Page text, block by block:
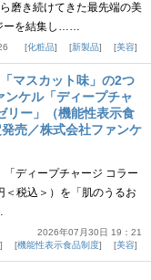
磨き続けてきた最先端の美
ーを結集し……
化粧品 新製品 美容
マスカット味」の2つ
ケル「ディープチャ
リー」（機能性表示食
売／株式会社ファンケ
ディープチャージ コラー
税込＞）を「肌のうるお
2026年07月30日 19：21
機能性表示食品制度 美容